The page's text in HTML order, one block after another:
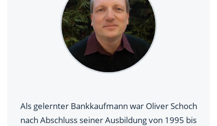
Als gelernter Bankkaufmann war Oliver Schoch
nach Abschluss seiner Ausbildung von 1995 bis